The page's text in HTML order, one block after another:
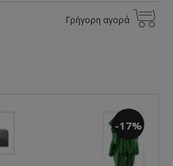
Γρήγορη αγορά
-17%